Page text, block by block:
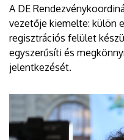
A DE
vezetője kiemelte: külön
regisztrációs felület
egyszerűsíti és
jelentkezését.